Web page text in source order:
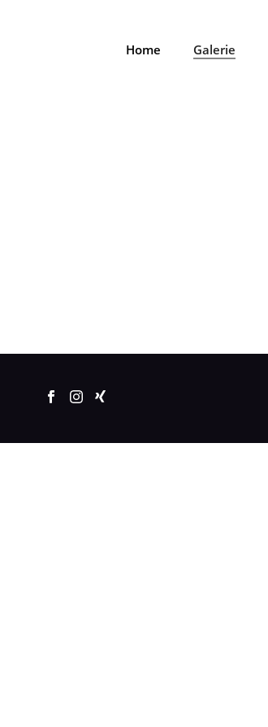
Home Galerie